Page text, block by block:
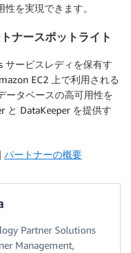
を実現できます。
ナースポットライト
サービスレディを保有す
EC2 上で利用される
ータベースの高可用性を
と DataKeeper を提供す
| パートナーの概要
Partner Solutions
Management,